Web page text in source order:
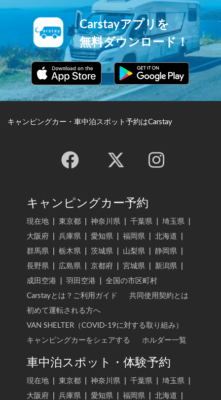
Carstayアプリを
無料ダウンロード！
キャンピングカー・車中泊スポット予約はCarstay
キャンピングカー予約
現在地 東京都 神奈川県 千葉県 埼玉県
大阪府
兵庫県 愛知県 福岡県 北海道
群馬県
栃木県 茨城県 山梨県 静岡県
長野県
広島県 京都府 宮城県 新潟県
成田空港
羽田空港
全国の市区町村
Carstayとは？ご利用ガイド
共同使用契約とは
初めて運転される方へ
VAN SHELTER（COVID-19に対する取り組み）
キャンピングカーをシェアする
ホルダー一覧
車中泊スポット・体験予約
現在地 東京都 神奈川県 千葉県 埼玉県
大阪府
兵庫県 愛知県 福岡県 北海道